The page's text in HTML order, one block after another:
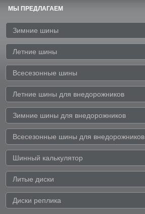
МЫ ПРЕДЛАГАЕМ
Зимние шины
Летние шины
Всесезонные шины
Летние шины для внедорожников
Зимние шины для внедорожников
Всесезонные шины для внедорожников
Шинный калькулятор
Литые диски
Диски реплика